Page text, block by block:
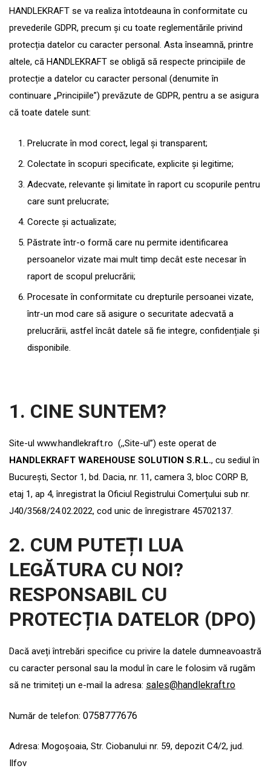
HANDLEKRAFT se va realiza întotdeauna în conformitate cu
prevederile GDPR, precum și cu toate reglementările privind
protecția datelor cu caracter personal. Asta înseamnă, printre
altele, că HANDLEKRAFT se obligă să respecte principiile de
protecție a datelor cu caracter personal (denumite în
continuare „Principiile”) prevăzute de GDPR, pentru a se asigura
că toate datele sunt:
Prelucrate în mod corect, legal și transparent;
Colectate în scopuri specificate, explicite și legitime;
Adecvate, relevante și limitate în raport cu scopurile pentru
care sunt prelucrate;
Corecte și actualizate;
Păstrate într-o formă care nu permite identificarea
persoanelor vizate mai mult timp decât este necesar în
raport de scopul prelucrării;
Procesate în conformitate cu drepturile persoanei vizate,
într-un mod care să asigure o securitate adecvată a
prelucrării, astfel încât datele să fie integre, confidențiale și
disponibile.
1. CINE SUNTEM?
Site-ul www.handlekraft.ro (,,Site-ul’’) este operat de
HANDLEKRAFT WAREHOUSE SOLUTION S.R.L., cu sediul în
București, Sector 1, bd. Dacia, nr. 11, camera 3, bloc CORP B,
etaj 1, ap 4, înregistrat la Oficiul Registrului Comerțului sub nr.
J40/3568/24.02.2022, cod unic de înregistrare 45702137.
2. CUM PUTEȚI LUA
LEGĂTURA CU NOI?
RESPONSABIL CU
PROTECȚIA DATELOR (DPO)
Dacă aveți întrebări specifice cu privire la datele dumneavoastră
cu caracter personal sau la modul în care le folosim vă rugăm
să ne trimiteți un e-mail la adresa: sales@handlekraft.ro
Număr de telefon: 0758777676
Adresa: Mogoșoaia, Str. Ciobanului nr. 59, depozit C4/2, jud.
Ilfov